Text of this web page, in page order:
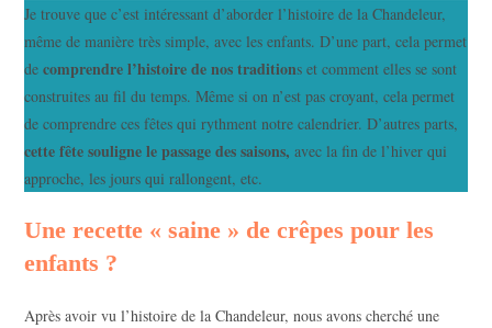
Je trouve que c’est intéressant d’aborder l’histoire de la Chandeleur,
même de manière très simple, avec les enfants. D’une part, cela permet
decomprendre l’histoire de nos traditions et comment elles se sont
construites au fil du temps. Même si on n’est pas croyant, cela permet
de comprendre ces fêtes qui rythment notre calendrier. D’autres parts,
cette fête souligne le passage des saisons, avec la fin de l’hiver qui
approche, les jours qui rallongent, etc.
Une recette « saine » de crêpes pour les
enfants ?
Après avoir vu l’histoire de la Chandeleur, nous avons cherché une